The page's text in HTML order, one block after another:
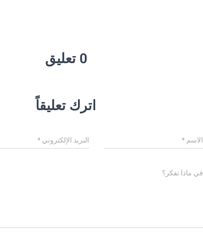
0 تعليق
اترك تعليقاً
الاسم * البريد الإلكتروني*
في ماذا تفكر؟